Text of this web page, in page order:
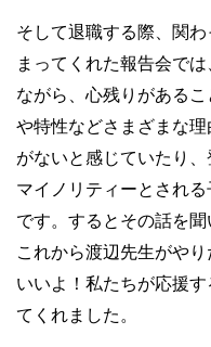
そして退職する際、関
まってくれた報告会で
ながら、心残りがある
や特性などさまざまな
がないと感じていたり
マイノリティーとされ
です。するとその話を
これから渡辺先生がや
いいよ！私たちが応援
てくれました。